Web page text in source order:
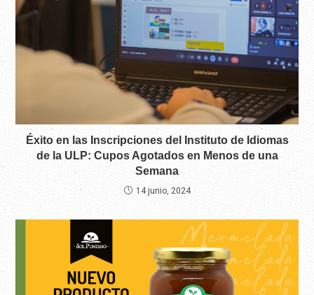
Éxito en las Inscripciones del Instituto de Idiomas
de la ULP: Cupos Agotados en Menos de una
Semana
14 junio, 2024